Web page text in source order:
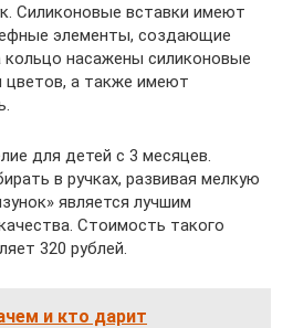
Силиконовые вставки имеют
элементы, создающие
насажены силиконовые
цветов, а также имеют
для детей с 3 месяцев.
в ручках, развивая мелкую
является лучшим
Стоимость такого
320 рублей.
и кто дарит